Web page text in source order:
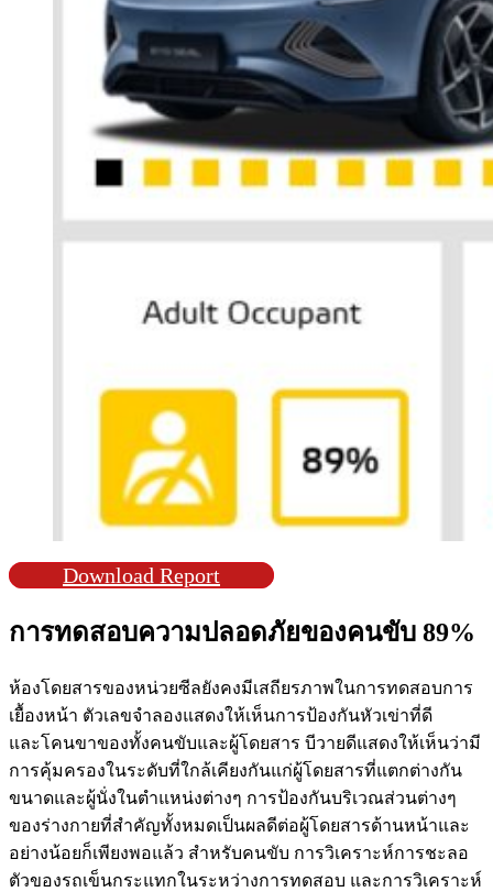
Download Report
การทดสอบความปลอดภัยของคนขับ 89%
ห้องโดยสารของหน่วยซีลยังคงมีเสถียรภาพในการทดสอบการ
เยื้องหน้า ตัวเลขจำลองแสดงให้เห็นการป้องกันหัวเข่าที่ดี
และโคนขาของทั้งคนขับและผู้โดยสาร บีวายดีแสดงให้เห็นว่ามี
การคุ้มครองในระดับที่ใกล้เคียงกันแก่ผู้โดยสารที่แตกต่างกัน
ขนาดและผู้นั่งในตำแหน่งต่างๆ การป้องกันบริเวณส่วนต่างๆ
ของร่างกายที่สำคัญทั้งหมดเป็นผลดีต่อผู้โดยสารด้านหน้าและ
อย่างน้อยก็เพียงพอแล้ว สำหรับคนขับ การวิเคราะห์การชะลอ
ตัวของรถเข็นกระแทกในระหว่างการทดสอบ และการวิเคราะห์